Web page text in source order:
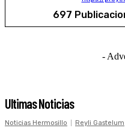
697
-
Ultimas Noticias
Noticias Hermosillo Reyli Gastelum